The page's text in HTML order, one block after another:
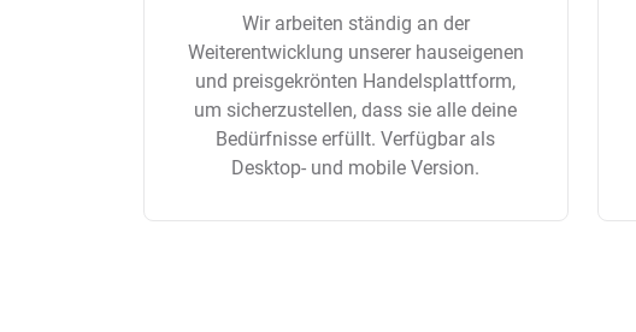
Wir arbeiten ständig an der
Weiterentwicklung unserer hauseigenen
und preisgekrönten Handelsplattform,
um sicherzustellen, dass sie alle deine
Bedürfnisse erfüllt. Verfügbar als
Desktop- und mobile Version.